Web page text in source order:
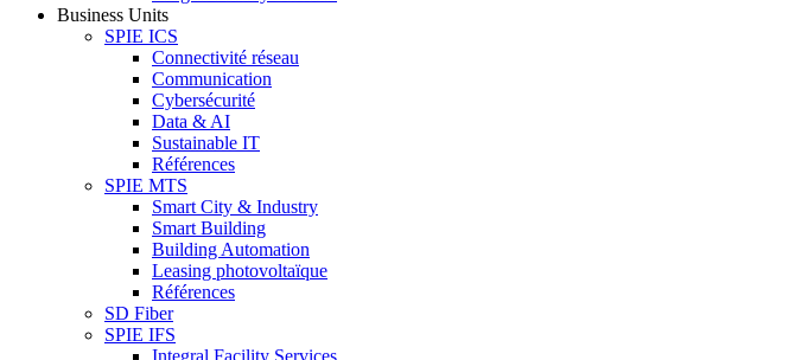
Business Units
SPIE ICS
Connectivité réseau
Communication
Cybersécurité
Data & AI
Sustainable IT
Références
SPIE MTS
Smart City & Industry
Smart Building
Building Automation
Leasing photovoltaïque
Références
SD Fiber
SPIE IFS
Integral Facility Services